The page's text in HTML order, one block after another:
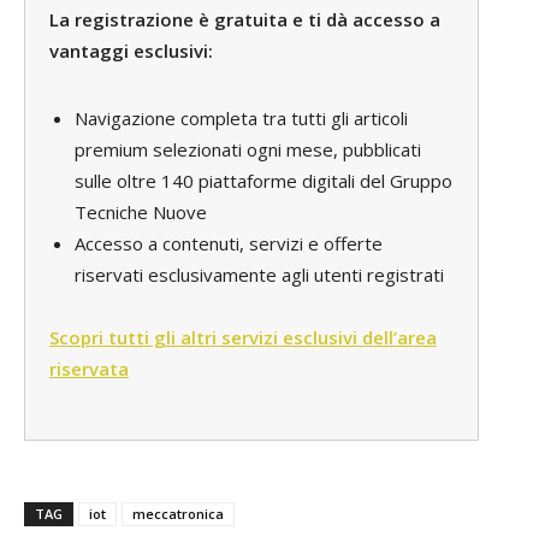
La registrazione è gratuita e ti dà accesso a
vantaggi esclusivi:
Navigazione completa tra tutti gli articoli
premium selezionati ogni mese, pubblicati
sulle oltre 140 piattaforme digitali del Gruppo
Tecniche Nuove
Accesso a contenuti, servizi e offerte
riservati esclusivamente agli utenti registrati
Scopri tutti gli altri servizi esclusivi dell’area
riservata
TAG iot meccatronica